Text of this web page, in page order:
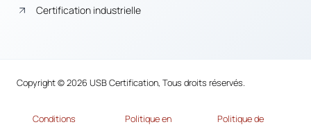
Certification industrielle
Copyright © 2026 USB Certification, Tous droits réservés.
Conditions
Politique en
Politique de